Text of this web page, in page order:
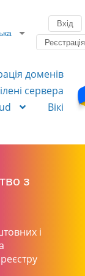
Вхід
Реєстрація
доменів
сервера
Вікі
з
і